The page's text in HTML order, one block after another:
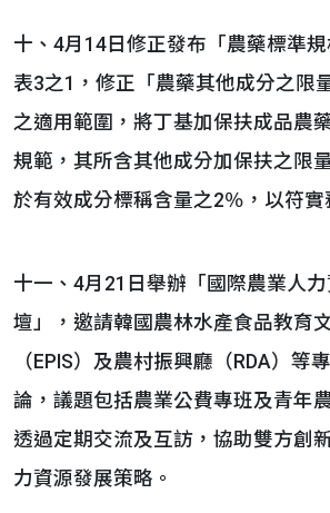
十、4月14日修正發布「農藥標準
表3之1，修正「農藥其他成分之限
之適用範圍，將丁基加保扶成品農
規範，其所含其他成分加保扶之限
於有效成分標稱含量之2％，以符實
十一、4月21日舉辦「國際農業人
壇」，邀請韓國農林水產食品教育
（EPIS）及農村振興廳（RDA）等
論，議題包括農業公費專班及青年
透過定期交流及互訪，協助雙方創
力資源發展策略。